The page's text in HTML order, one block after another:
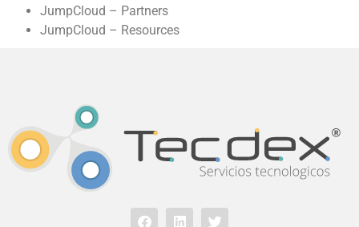
JumpCloud – Partners
JumpCloud – Resources